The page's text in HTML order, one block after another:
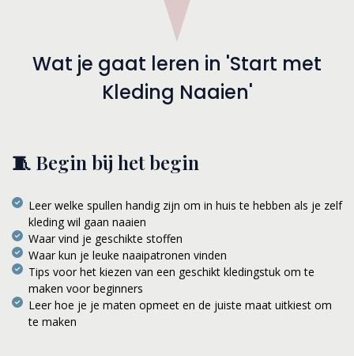
Wat je gaat leren in 'Start met
Kleding Naaien'
🧵 Begin bij het begin
Leer welke spullen handig zijn om in huis te hebben als je zelf
kleding wil gaan naaien
Waar vind je geschikte stoffen
Waar kun je leuke naaipatronen vinden
Tips voor het kiezen van een geschikt kledingstuk om te
maken voor beginners
Leer hoe je je maten opmeet en de juiste maat uitkiest om
te maken